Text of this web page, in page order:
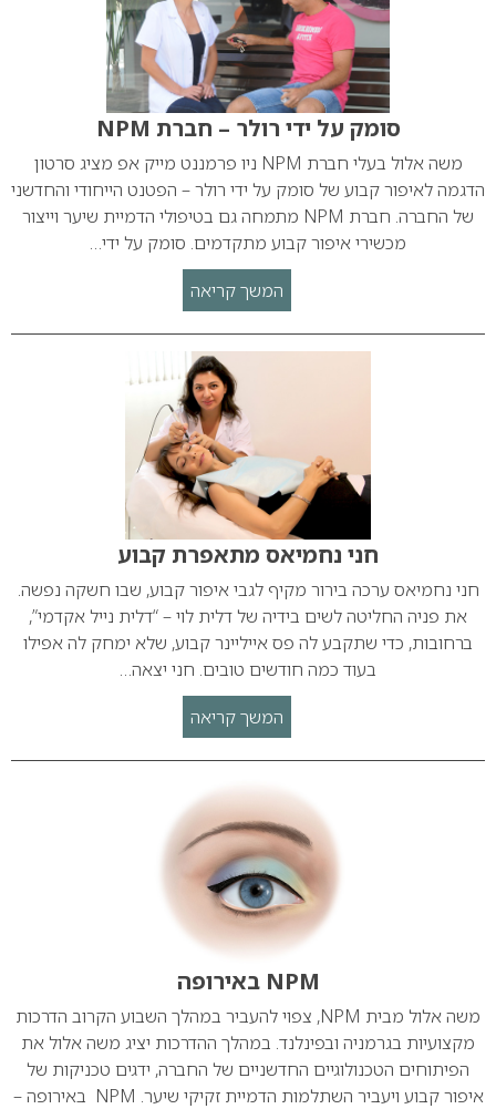
סומק על ידי רולר – חברת NPM
משה אלול בעלי חברת NPM ניו פרמננט מייק אפ מציג סרטון
הדגמה לאיפור קבוע של סומק על ידי רולר – הפטנט הייחודי והחדשני
של החברה. חברת NPM מתמחה גם בטיפולי הדמיית שיער וייצור
מכשירי איפור קבוע מתקדמים. סומק על ידי…
המשך קריאה
חני נחמיאס מתאפרת קבוע
חני נחמיאס ערכה בירור מקיף לגבי איפור קבוע, שבו חשקה נפשה.
את פניה החליטה לשים בידיה של דלית לוי – “דלית נייל אקדמי”,
ברחובות, כדי שתקבע לה פס אייליינר קבוע, שלא ימחק לה אפילו
בעוד כמה חודשים טובים. חני יצאה…
המשך קריאה
NPM באירופה
משה אלול מבית NPM, צפוי להעביר במהלך השבוע הקרוב הדרכות
מקצועיות בגרמניה ובפינלנד. במהלך ההדרכות יציג משה אלול את
הפיתוחים הטכנולוגיים החדשניים של החברה, ידגים טכניקות של
איפור קבוע ויעביר השתלמות הדמיית זקיקי שיער. NPM באירופה –